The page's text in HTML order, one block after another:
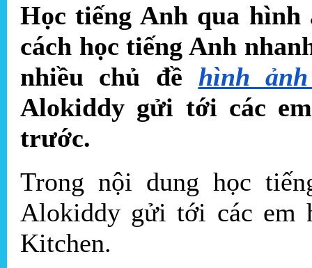
Học tiếng Anh qua hình
cách học tiếng Anh
nhiều chủ đề hình
Alokiddy gửi tới các
trước.
Trong nội dung học
Alokiddy gửi tới các em
Kitchen.